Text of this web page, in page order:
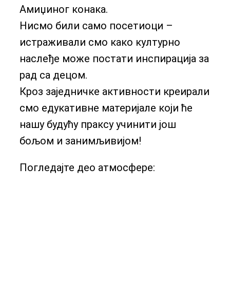
Амиџиног конака.
Нисмо били само посетиоци –
истраживали смо како културно
наслеђе може постати инспирација за
рад са децом.
Кроз заједничке активности креирали
смо едукативне материјале који ће
нашу будућу праксу учинити још
бољом и занимљивијом!
Погледајте део атмосфере: